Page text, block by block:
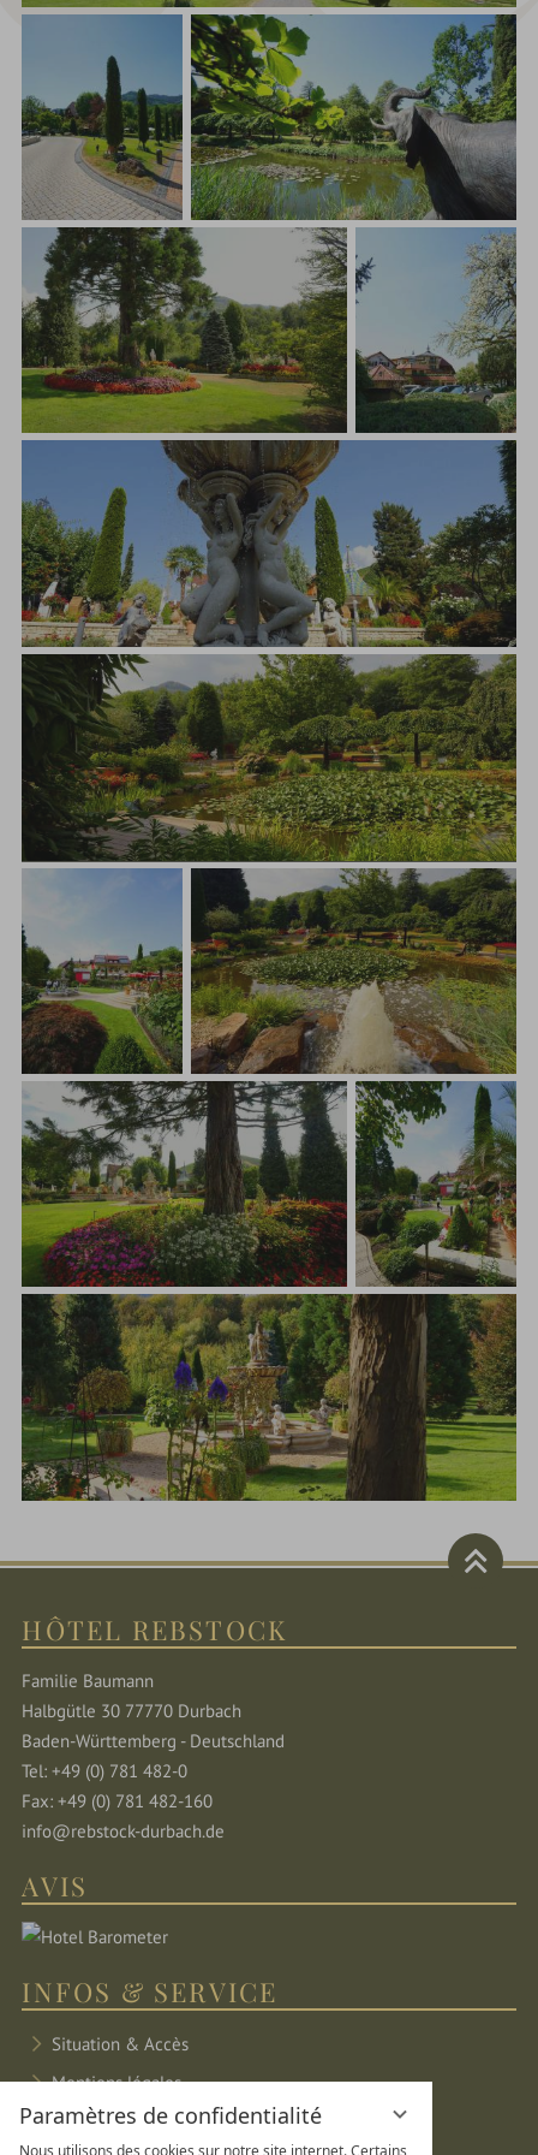
Paramètres de confidentialité
Nous utilisons des cookies sur notre site internet. Certains
HÔTEL REBSTOCK
Familie Baumann
Halbgütle 30 77770 Durbach
Baden-Württemberg - Deutschland
Tel: +49 (0) 781 482-0
Fax: +49 (0) 781 482-160
info@rebstock-durbach.de
AVIS
INFOS & SERVICE
Situation & Accès
Mentions légales
Protection des données